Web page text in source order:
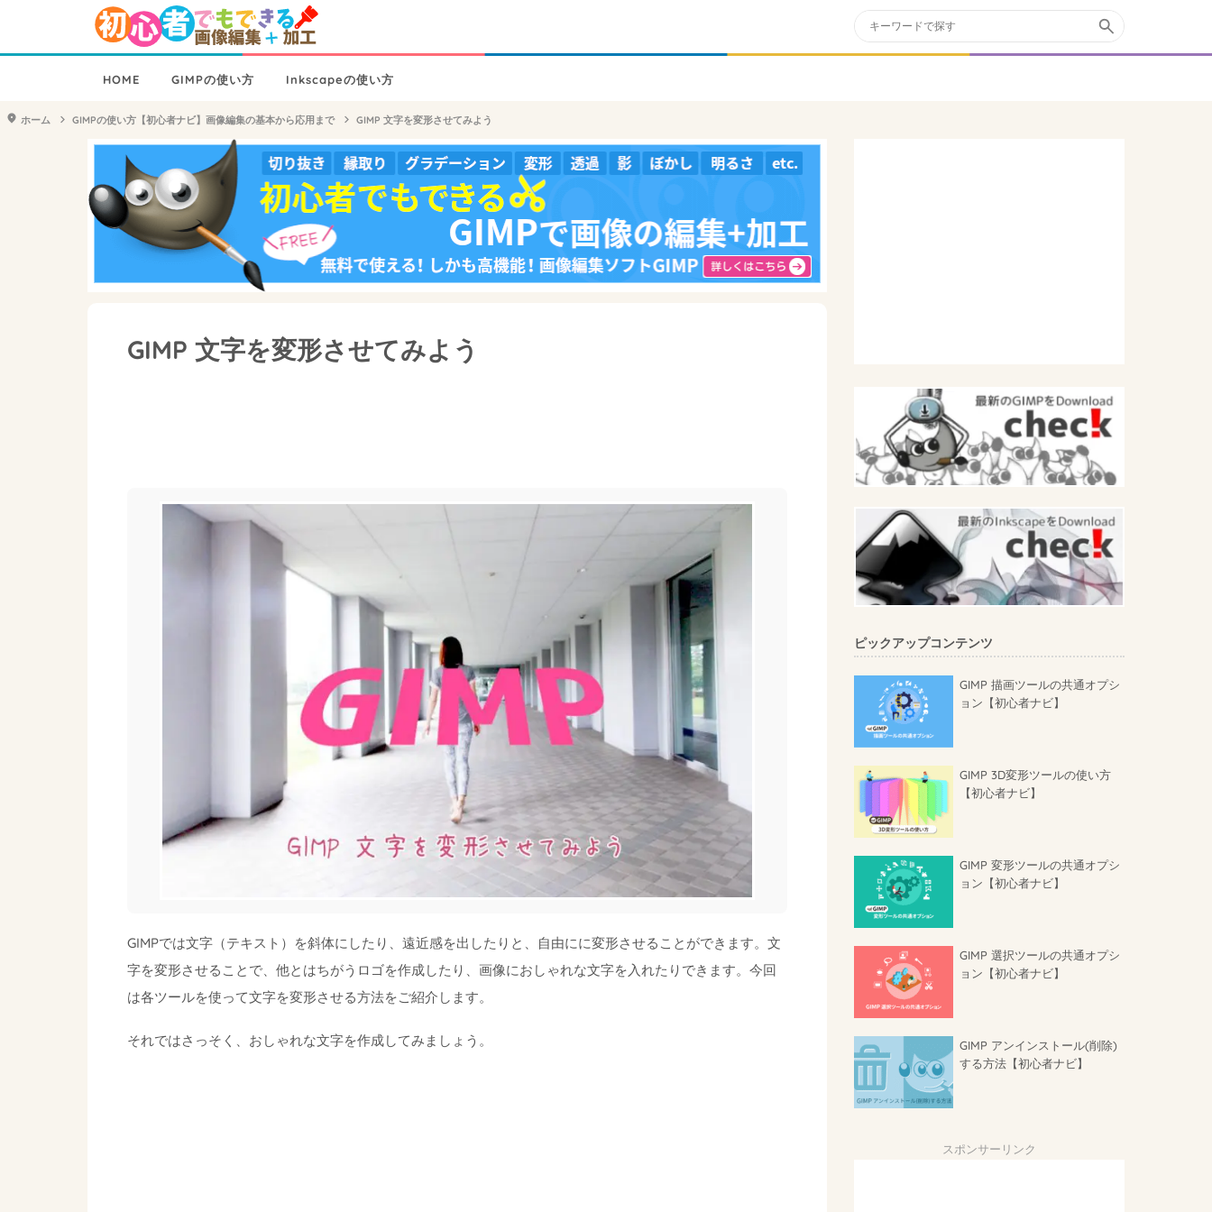
HOME GIMPの使い方 Inkscapeの使い方
ホーム GIMPの使い方【初心者ナビ】画像編集の基本から応用まで GIMP 文字を変形させてみよう
GIMP 文字を変形させてみよう
GIMPでは文字（テキスト）を斜体にしたり、遠近感を出したりと、自由にに変形させることができます。文
字を変形させることで、他とはちがうロゴを作成したり、画像におしゃれな文字を入れたりできます。今回
は各ツールを使って文字を変形させる方法をご紹介します。
それではさっそく、おしゃれな文字を作成してみましょう。
ピックアップコンテンツ
GIMP 描画ツールの共通オプシ
ョン【初心者ナビ】
GIMP 3D変形ツールの使い方
【初心者ナビ】
GIMP 変形ツールの共通オプシ
ョン【初心者ナビ】
GIMP 選択ツールの共通オプシ
ョン【初心者ナビ】
GIMP アンインストール(削除)
する方法【初心者ナビ】
スポンサーリンク